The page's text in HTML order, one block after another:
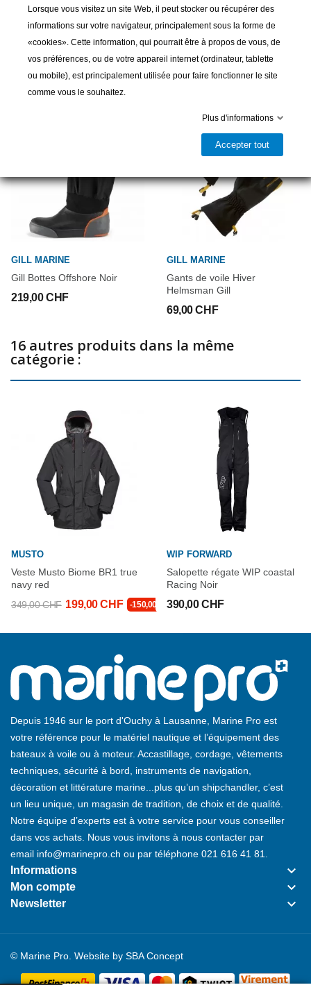
Produits complémentaires
GILL MARINE
Gill Bottes Offshore Noir
219,00 CHF
GILL MARINE
Gants de voile Hiver
Helmsman Gill
69,00 CHF
16 autres produits dans la même
catégorie :
MUSTO
Veste Musto Biome BR1 true
navy red
349,00 CHF 199,00 CHF -150,00 CHF
WIP FORWARD
Salopette régate WIP coastal
Racing Noir
390,00 CHF
Depuis 1946 sur le port d'Ouchy à Lausanne, Marine Pro est
votre référence pour le matériel nautique et l’équipement des
bateaux à voile ou à moteur. Accastillage, cordage, vêtements
techniques, sécurité à bord, instruments de navigation,
décoration et littérature marine...plus qu’un shipchandler, c’est
un lieu unique, un magasin de tradition, de choix et de qualité.
Notre équipe d’experts est à votre service pour vous conseiller
dans vos achats. Nous vous invitons à nous contacter par
email info@marinepro.ch ou par téléphone 021 616 41 81
Informations keyboard_arrow_down
Mon compte keyboard_arrow_down
Newsletter keyboard_arrow_down
© Marine Pro. Website by SBA Concept
Lorsque vous visitez un site Web, il peut stocker ou récupérer des
informations sur votre navigateur, principalement sous la forme de
«cookies». Cette information, qui pourrait être à propos de vous, de
vos préférences, ou de votre appareil internet (ordinateur, tablette
ou mobile), est principalement utilisée pour faire fonctionner le site
comme vous le souhaitez.
Plus d'informations
Accepter tout